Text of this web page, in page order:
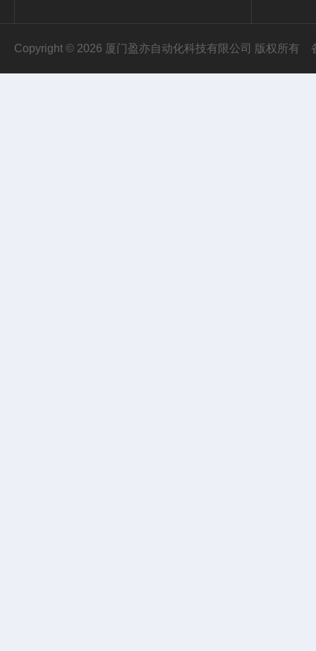
Copyright © 2026 厦门盈亦自动化科技有限公司 版权所有